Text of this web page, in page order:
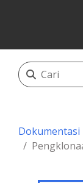
Dokumentasi